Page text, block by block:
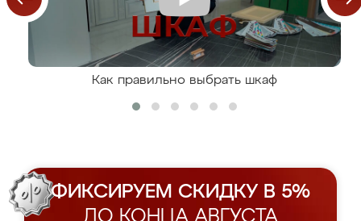
Как правильно выбрать шкаф
ФИКСИРУЕМ СКИДКУ В 5%
ДО КОНЦА АВГУСТА